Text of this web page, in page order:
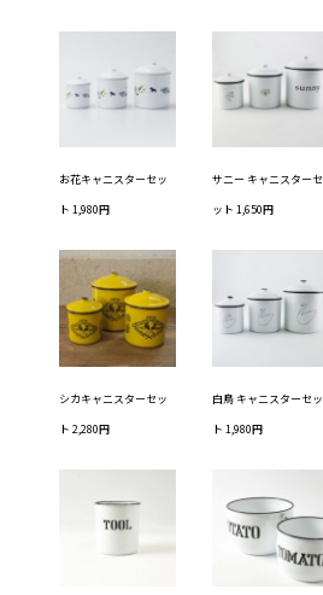
お花キャニスターセッ
ト 1,980円
サニー キャニスターセ
ット 1,650円
シカキャニスターセッ
ト 2,280円
白鳥 キャニスターセッ
ト 1,980円